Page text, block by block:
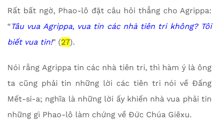
Rất bất ngờ, Phao-lô đặt câu hỏi thẳng cho Agrippa:
“ Tâu vua Agrippa, vua tin các nhà tiên tri không? Tôi
biết vua tin!” (27).
Nói rằng Agrippa tin các nhà tiên tri, thì hàm ý là ông
ta cũng phải tin những lời các tiên tri nói về Đấng
Mết-si-a; nghĩa là những lời ấy khiến nhà vua phải tin
những gì Phao-lô làm chứng về Đức Chúa Giêxu.